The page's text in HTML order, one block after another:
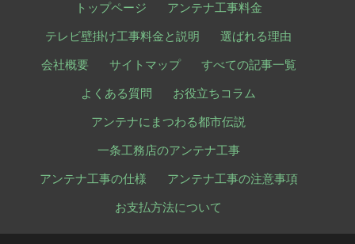
トップページ アンテナ工事料金
テレビ壁掛け工事料金と説明 選ばれる理由
会社概要 サイトマップ すべての記事一覧
よくある質問 お役立ちコラム
アンテナにまつわる都市伝説
一条工務店のアンテナ工事
アンテナ工事の仕様 アンテナ工事の注意事項
お支払方法について